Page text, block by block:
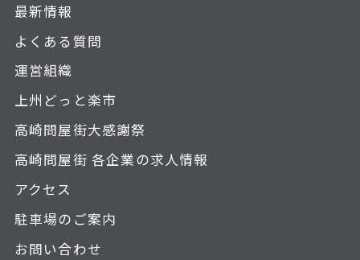
最新情報
よくある質問
運営組織
上州どっと楽市
高崎問屋街大感謝祭
高崎問屋街 各企業の求人情報
アクセス
駐車場のご案内
お問い合わせ